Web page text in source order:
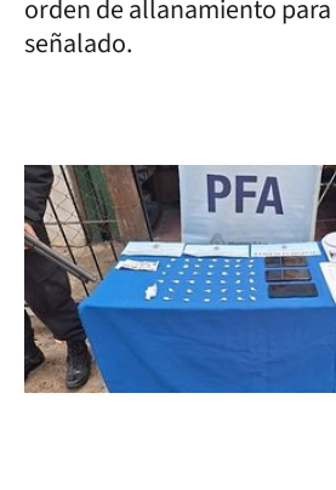
orden de allanamiento
señalado.